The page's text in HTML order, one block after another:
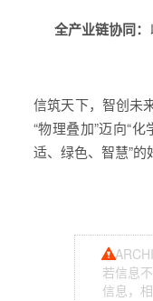
全产业链协同：
信筑天下，智创未
“物理叠加”迈向“
适、绿色、智慧”的
若信息
信息，